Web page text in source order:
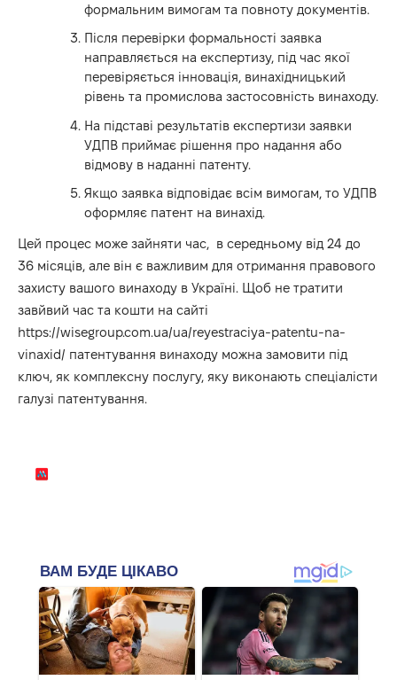
формальним вимогам та повноту документів.
Після перевірки формальності заявка
направляється на експертизу, під час якої
перевіряється інновація, винахідницький
рівень та промислова застосовність винаходу.
На підставі результатів експертизи заявки
УДПВ приймає рішення про надання або
відмову в наданні патенту.
Якщо заявка відповідає всім вимогам, то УДПВ
оформляє патент на винахід.
Цей процес може зайняти час, в середньому від 24 до
36 місяців, але він є важливим для отримання правового
захисту вашого винаходу в Україні. Щоб не тратити
завйвий час та кошти на сайті
https://wisegroup.com.ua/ua/reyestraciya-patentu-na-
vinaxid/ патентування винаходу можна замовити під
ключ, як комплексну послугу, яку виконають спеціалісти
галузі патентування.